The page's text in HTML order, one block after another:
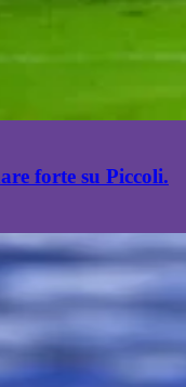
forte su Piccoli.